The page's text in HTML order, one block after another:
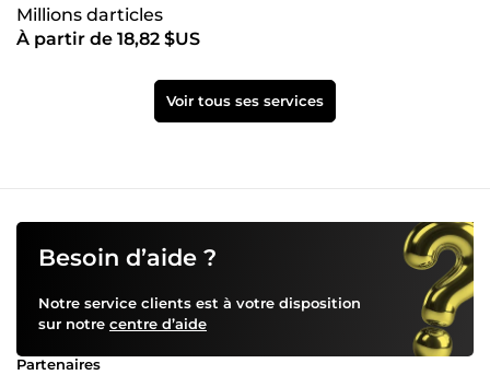
Millions darticles
À partir de 18,82 $US
Voir tous ses services
Besoin d’aide ?
Notre service clients est à votre disposition
sur notre centre d’aide
Partenaires